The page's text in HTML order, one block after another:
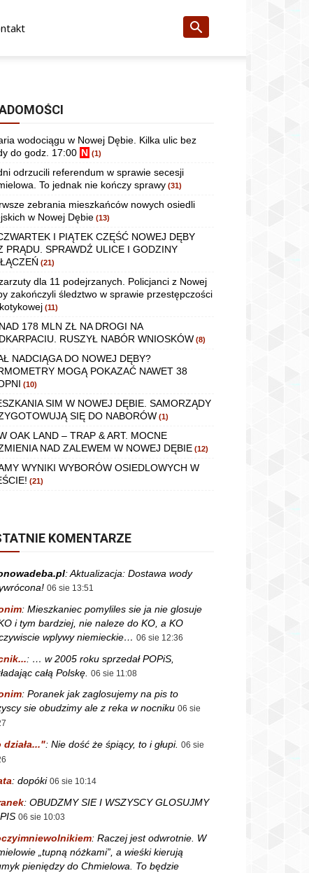
wodociągu w Nowej Dębie. Kilka ulic bez
do godz. 17:00 N (1)
odrzucili referendum w sprawie secesji
To jednak nie kończy sprawy (31)
zebrania mieszkańców nowych osiedli
w Nowej Dębie (13)
I PIĄTEK CZĘŚĆ NOWEJ DĘBY
PRĄDU. SPRAWDŹ ULICE I GODZINY
(21)
dla 11 podejrzanych. Policjanci z Nowej
zakończyli śledztwo w sprawie przestępczości
(11)
178 MLN ZŁ NA DROGI NA
RUSZYŁ NABÓR WNIOSKÓW (8)
NADCIĄGA DO NOWEJ DĘBY?
MOGĄ POKAZAĆ NAWET 38
(10)
SIM W NOWEJ DĘBIE. SAMORZĄDY
SIĘ DO NABORÓW (1)
OAK LAND – TRAP & ART. MOCNE
NAD ZALEWEM W NOWEJ DĘBIE (12)
WYNIKI WYBORÓW OSIEDLOWYCH W
(21)
KOMENTARZE
:Aktualizacja: Dostawa wody
06 sie 13:51
: Mieszkaniec pomyliles sie ja nie glosuje
i tym bardziej, nie naleze do KO, a KO
wplywy niemieckie… 06 sie 12:36
: … w 2005 roku sprzedał POPiS,
całą Polskę. 06 sie 11:08
: Poranek jak zaglosujemy na pis to
sie obudzimy ale z reka w nocniku 06 sie
działa...": Nie dość że śpiący, to i głupi. 06 sie
: dopóki 06 sie 10:14
: OBUDZMY SIE I WSZYSCY GLOSUJMY
06 sie 10:03
: Raczej jest odwrotnie. W
„tupną nóżkami”, a wieśki kierują
pieniędzy do Chmielowa. To będzie